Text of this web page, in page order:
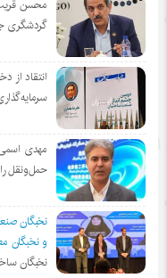
محسن
گردشگری
انتقاد از
مهدی
حمل‌ونقل
نخبگان
و نخبگان
نخبگان